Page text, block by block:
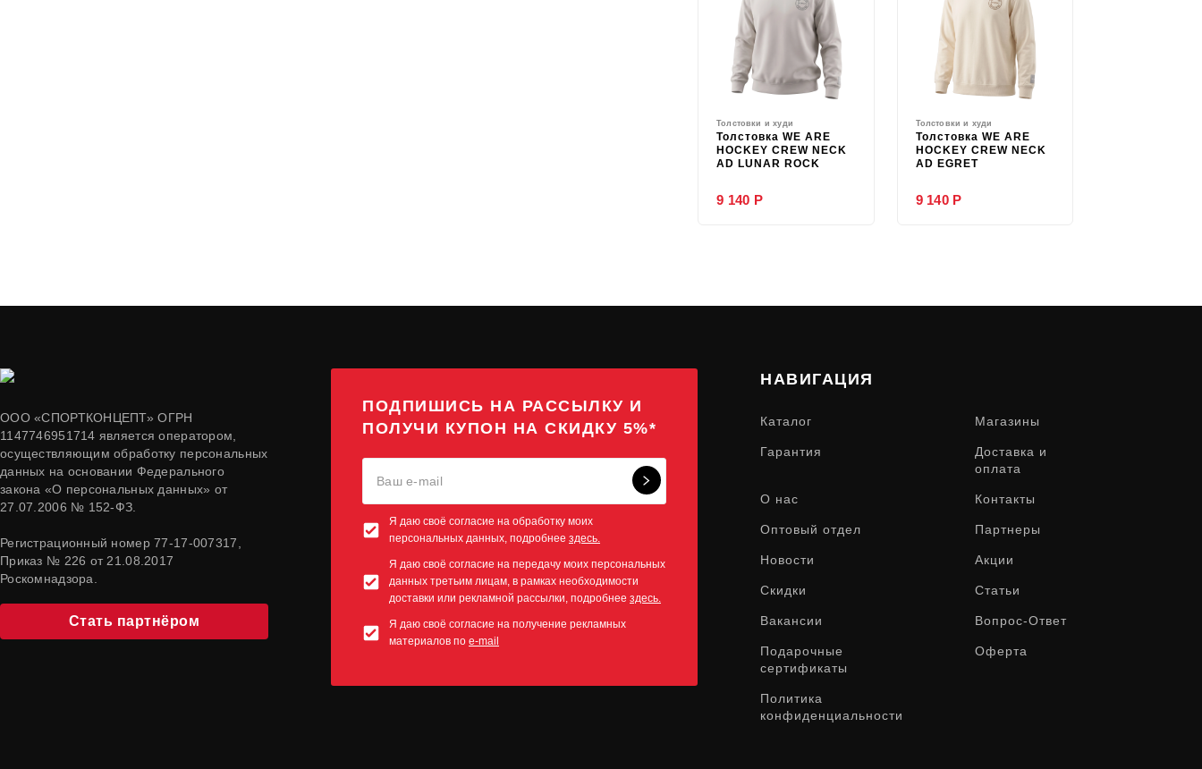
Толстовки и худи
Толстовка WE ARE
HOCKEY CREW NECK
AD LUNAR ROCK
9 140 Р
Толстовки и худи
Толстовка WE ARE
HOCKEY CREW NECK
AD EGRET
9 140 Р
ООО «СПОРТКОНЦЕПТ» ОГРН
1147746951714 является оператором,
осуществляющим обработку персональных
данных на основании Федерального
закона «О персональных данных» от
27.07.2006 № 152-ФЗ.
Регистрационный номер 77-17-007317,
Приказ № 226 от 21.08.2017
Роскомнадзора.
Стать партнёром
ПОДПИШИСЬ НА РАССЫЛКУ И
ПОЛУЧИ КУПОН НА СКИДКУ 5%*
Я даю своё согласие на обработку моих
персональных данных, подробнее здесь.
Я даю своё согласие на передачу моих персональных
данных третьим лицам, в рамках необходимости
доставки или рекламной рассылки, подробнее здесь.
Я даю своё согласие на получение рекламных
материалов по e-mail
НАВИГАЦИЯ
Каталог Магазины
Гарантия
Доставка и
оплата
О нас Контакты
Оптовый отдел Партнеры
Новости Акции
Скидки Статьи
Вакансии Вопрос-Ответ
Подарочные
сертификаты
Оферта
Политика
конфиденциальности